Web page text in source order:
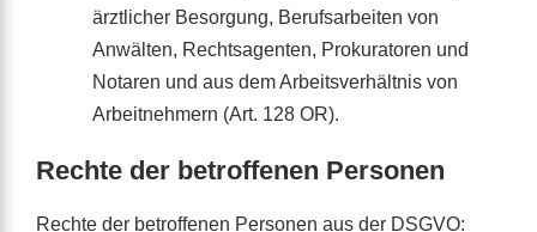
ärztlicher Besorgung, Berufsarbeiten von
Anwälten, Rechtsagenten, Prokuratoren und
Notaren und aus dem Arbeitsverhältnis von
Arbeitnehmern (Art. 128 OR).
Rechte der betroffenen Personen
Rechte der betroffenen Personen aus der DSGVO: